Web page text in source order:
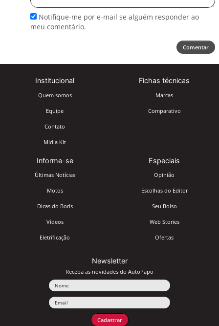
Notifique-me por e-mail se alguém responder ao
meu comentário.
Comentar
Institucional
Quem somos
Equipe
Contato
Mídia Kit
Fichas técnicas
Marcas
Comparativo
Informe-se
Últimas Notícias
Motos
Dicas do Boris
Vídeos
Eletrificação
Especiais
Opinião
Escolhas do Editor
Seu Bolso
Web Stories
Ofertas
Newsletter
Receba as novidades do AutoPapo
Cadastrar